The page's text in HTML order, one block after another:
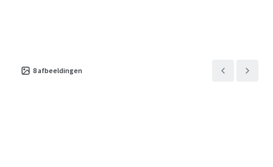
8afbeeldingen